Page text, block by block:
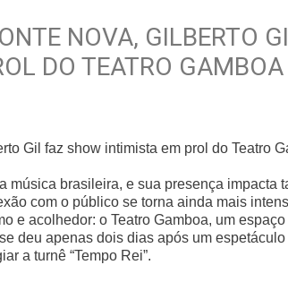
NOVA, GILBERTO
DO TEATRO GAMBOA
Gil faz show intimista em prol do Teatro
música brasileira, e sua presença impacta
com o público se torna ainda mais
e acolhedor: o Teatro Gamboa, um
deu apenas dois dias após um
a turnê “Tempo Rei”.